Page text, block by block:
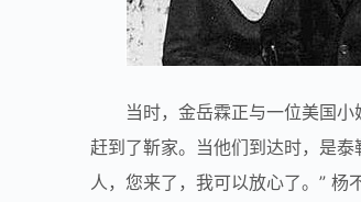
当时，金岳霖正与一位美国
赶到了靳家。当他们到达时，是
人，您来了，我可以放心了。” 杨